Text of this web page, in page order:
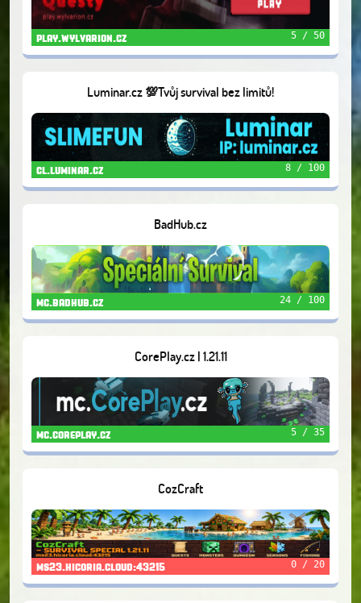
play.wylvarion.cz 5 / 50
Luminar.cz 💯Tvůj survival bez limitů!
cl.luminar.cz 8 / 100
BadHub.cz
mc.badhub.cz 24 / 100
CorePlay.cz | 1.21.11
mc.coreplay.cz 5 / 35
CozCraft
ms23.hicoria.cloud:43215 0 / 20